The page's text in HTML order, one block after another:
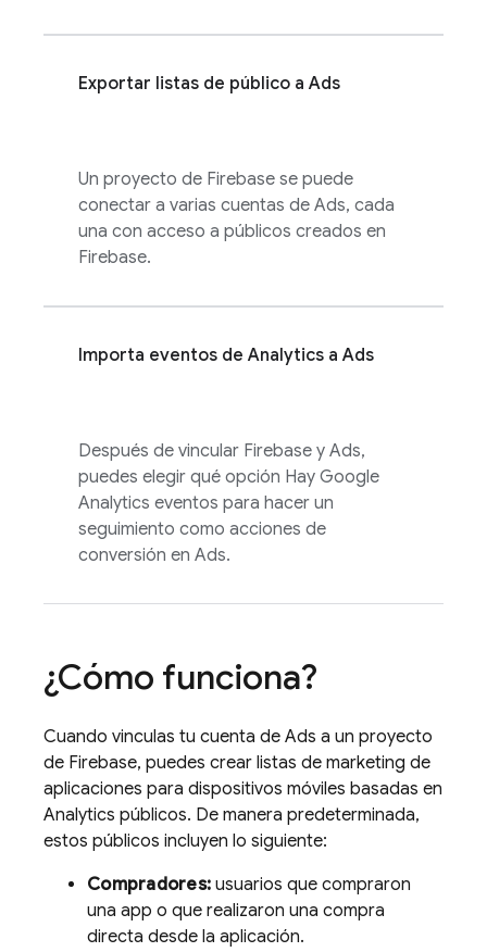
Exportar listas de público a Ads
Un proyecto de Firebase se puede
conectar a varias cuentas de Ads, cada
una con acceso a públicos creados en
Firebase.
Importa eventos de Analytics a Ads
Después de vincular Firebase y Ads,
puedes elegir qué opción Hay Google
Analytics eventos para hacer un
seguimiento como acciones de
conversión en Ads.
¿Cómo funciona?
Cuando vinculas tu cuenta de Ads a un proyecto
de Firebase, puedes crear listas de marketing de
aplicaciones para dispositivos móviles basadas en
Analytics públicos. De manera predeterminada,
estos públicos incluyen lo siguiente:
Compradores: usuarios que compraron
una app o que realizaron una compra
directa desde la aplicación.